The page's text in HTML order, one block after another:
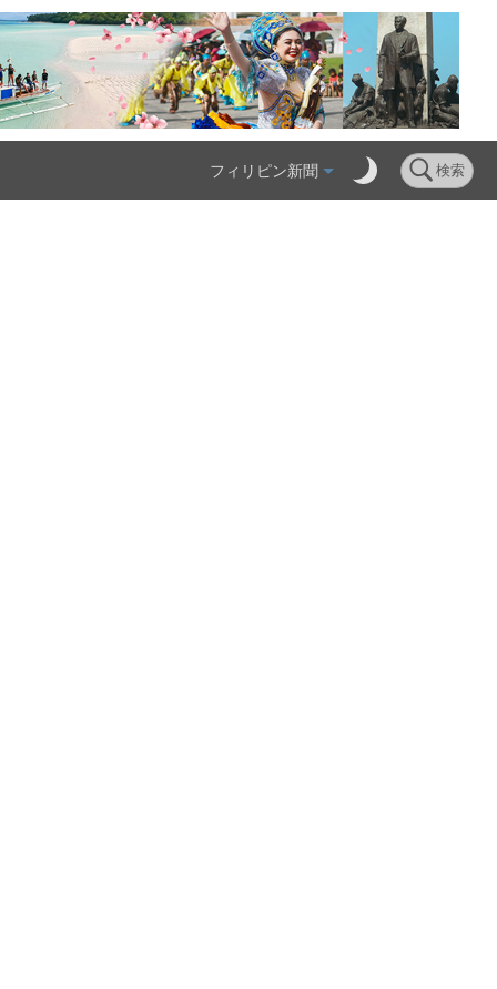
フィリピン新聞 検索